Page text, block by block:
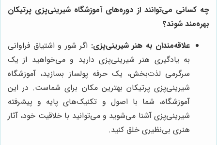
چه کسانی می‌توانند از دوره‌های آموزشگاه شیرینی‌پزی پرتیکان
بهره‌مند شوند؟
علاقه‌مندان به هنر شیرینی‌پزی: اگر شور و اشتیاق فراوانی
به یادگیری هنر شیرینی‌پزی دارید و می‌خواهید از یک
سرگرمی لذت‌بخش، یک حرفه پولساز بسازید، آموزشگاه
شیرینی‌پزی پرتیکان بهترین مکان برای شماست. در این
آموزشگاه، شما با اصول و تکنیک‌های پایه و پیشرفته
شیرینی‌پزی آشنا می‌شوید و می‌توانید با خلاقیت خود، آثار
هنری بی‌نظیری خلق کنید.